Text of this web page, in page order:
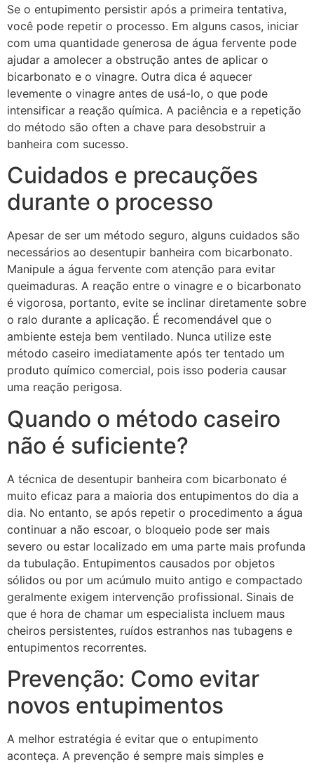
Se o entupimento persistir após a primeira tentativa,
você pode repetir o processo. Em alguns casos, iniciar
com uma quantidade generosa de água fervente pode
ajudar a amolecer a obstrução antes de aplicar o
bicarbonato e o vinagre. Outra dica é aquecer
levemente o vinagre antes de usá-lo, o que pode
intensificar a reação química. A paciência e a repetição
do método são often a chave para desobstruir a
banheira com sucesso.
Cuidados e precauções
durante o processo
Apesar de ser um método seguro, alguns cuidados são
necessários ao desentupir banheira com bicarbonato.
Manipule a água fervente com atenção para evitar
queimaduras. A reação entre o vinagre e o bicarbonato
é vigorosa, portanto, evite se inclinar diretamente sobre
o ralo durante a aplicação. É recomendável que o
ambiente esteja bem ventilado. Nunca utilize este
método caseiro imediatamente após ter tentado um
produto químico comercial, pois isso poderia causar
uma reação perigosa.
Quando o método caseiro
não é suficiente?
A técnica de desentupir banheira com bicarbonato é
muito eficaz para a maioria dos entupimentos do dia a
dia. No entanto, se após repetir o procedimento a água
continuar a não escoar, o bloqueio pode ser mais
severo ou estar localizado em uma parte mais profunda
da tubulação. Entupimentos causados por objetos
sólidos ou por um acúmulo muito antigo e compactado
geralmente exigem intervenção profissional. Sinais de
que é hora de chamar um especialista incluem maus
cheiros persistentes, ruídos estranhos nas tubagens e
entupimentos recorrentes.
Prevenção: Como evitar
novos entupimentos
A melhor estratégia é evitar que o entupimento
aconteça. A prevenção é sempre mais simples e